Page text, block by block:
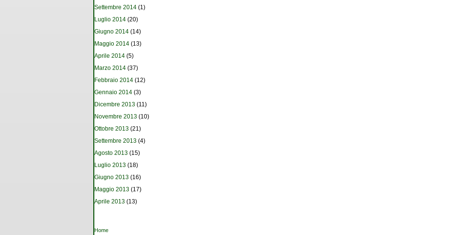
Settembre 2014 (1)
Luglio 2014 (20)
Giugno 2014 (14)
Maggio 2014 (13)
Aprile 2014 (5)
Marzo 2014 (37)
Febbraio 2014 (12)
Gennaio 2014 (3)
Dicembre 2013 (11)
Novembre 2013 (10)
Ottobre 2013 (21)
Settembre 2013 (4)
Agosto 2013 (15)
Luglio 2013 (18)
Giugno 2013 (16)
Maggio 2013 (17)
Aprile 2013 (13)
Tu sei qui
Home